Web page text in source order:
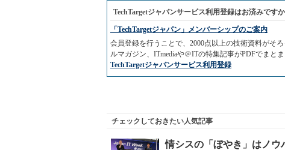
TechTargetジャパンサービス利用登録はお済みです
「TechTargetジャパン」メンバーシップのご案内
会員登録を行うことで、2000点以上の技術資料がそ
ルマガジン、ITmediaや＠ITの特集記事がPDFでまと
TechTargetジャパンサービス利用登録
チェックしておきたい人気記事